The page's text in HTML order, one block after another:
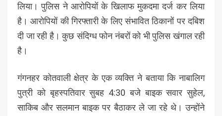
लिया। पुलिस ने आरोपियों के खिलाफ मुकदमा दर्ज कर लिया
है। आरोपियों की गिरफ्तारी के लिए संभावित ठिकानों पर दबिश
दी जा रही है। कुछ संदिग्ध फोन नंबरों को भी पुलिस खंगाल रही
है।
गंगनहर कोतवाली क्षेत्र के एक व्यक्ति ने बताया कि नाबालिग
पुत्री को बृहस्पतिवार सुबह 4:30 बजे बाइक सवार सुहेल,
साकिब और सलमान बाइक पर बैठाकर ले जा रहे थे। उन्होंने